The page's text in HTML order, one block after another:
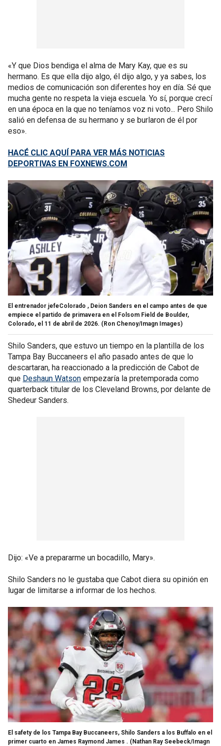
«Y que Dios bendiga el alma de Mary Kay, que es su
hermano. Es que ella dijo algo, él dijo algo, y ya sabes, los
medios de comunicación son diferentes hoy en día. Sé que
mucha gente no respeta la vieja escuela. Yo sí, porque crecí
en una época en la que no teníamos voz ni voto... Pero Shilo
salió en defensa de su hermano y se burlaron de él por
eso».
HACÉ CLIC AQUÍ PARA VER MÁS NOTICIAS
DEPORTIVAS EN FOXNEWS.COM
El entrenador jefeColorado , Deion Sanders en el campo antes de que
empiece el partido de primavera en el Folsom Field de Boulder,
Colorado, el 11 de abril de 2026. (Ron Chenoy/Imagn Images)
Shilo Sanders, que estuvo un tiempo en la plantilla de los
Tampa Bay Buccaneers el año pasado antes de que lo
descartaran, ha reaccionado a la predicción de Cabot de
que Deshaun Watson empezaría la pretemporada como
quarterback titular de los Cleveland Browns, por delante de
Shedeur Sanders.
Dijo: «Ve a prepararme un bocadillo, Mary».
Shilo Sanders no le gustaba que Cabot diera su opinión en
lugar de limitarse a informar de los hechos.
El safety de los Tampa Bay Buccaneers, Shilo Sanders a los Buffalo en el
primer cuarto en James Raymond James . (Nathan Ray Seebeck/Imagn